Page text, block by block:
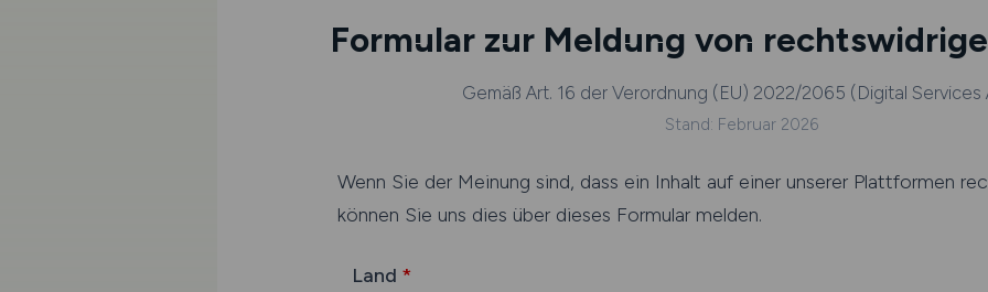
Formular zur Meldung von
Gemäß Art. 16 der Verordnung (EU) 2022/2065 (Digital Services
Stand: Februar 2026
Wenn Sie der Meinung sind, dass ein Inhalt auf einer unserer Plattformen
können Sie uns dies über dieses Formular melden.
Land *